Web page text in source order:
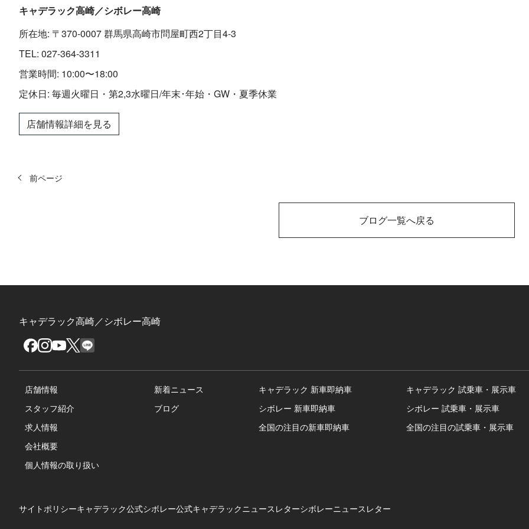
キャデラック高崎／シボレー高崎
所在地: 〒370-0007 群馬県高崎市問屋町西2丁目4-3
TEL: 027-364-3311
営業時間: 10:00〜18:00
定休日: 毎週火曜日・第2,3水曜日/年末･年始・GW・夏季休業
店舗情報詳細を見る
前ページ
ブログ一覧へ戻る
キャデラック高崎／シボレー高崎
店舗情報
スタッフ紹介
求人情報
会社概要
個人情報の取り扱い
新着ニュース
ブログ
キャデラック 新車即納車
シボレー 新車即納車
全国の注目の新車即納車
キャデラック 試乗車・展示車
シボレー 試乗車・展示車
全国の注目の試乗車・展示車
サイトポリシーキャデラック公式シボレー公式キャデラックニュースレターシボレーニュースレター